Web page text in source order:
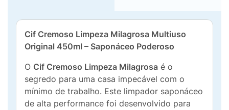
Cif Cremoso Limpeza Milagrosa Multiuso
Original 450ml – Saponáceo Poderoso
O Cif Cremoso Limpeza Milagrosa é o
segredo para uma casa impecável com o
mínimo de trabalho. Este limpador saponáceo
de alta performance foi desenvolvido para